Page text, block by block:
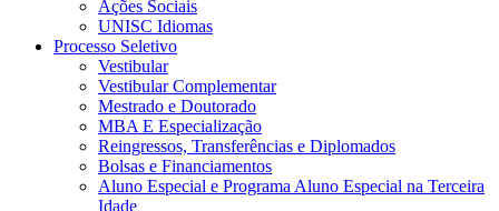
Ações Sociais
UNISC Idiomas
Processo Seletivo
Vestibular
Vestibular Complementar
Mestrado e Doutorado
MBA E Especialização
Reingressos, Transferências e Diplomados
Bolsas e Financiamentos
Aluno Especial e Programa Aluno Especial na Terceira
Idade